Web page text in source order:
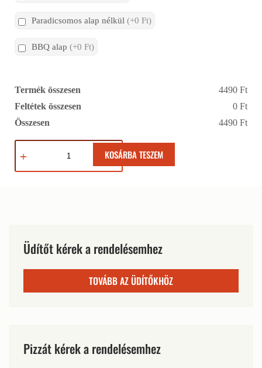
Paradicsomos alap nélkül (+0 Ft)
BBQ alap (+0 Ft)
Termék összesen
4490 Ft
Feltétek összesen
0 Ft
Összesen
4490 Ft
KOSÁRBA TESZEM
Üdítőt kérek a rendelésemhez
TOVÁBB AZ ÜDÍTŐKHÖZ
Pizzát kérek a rendelésemhez